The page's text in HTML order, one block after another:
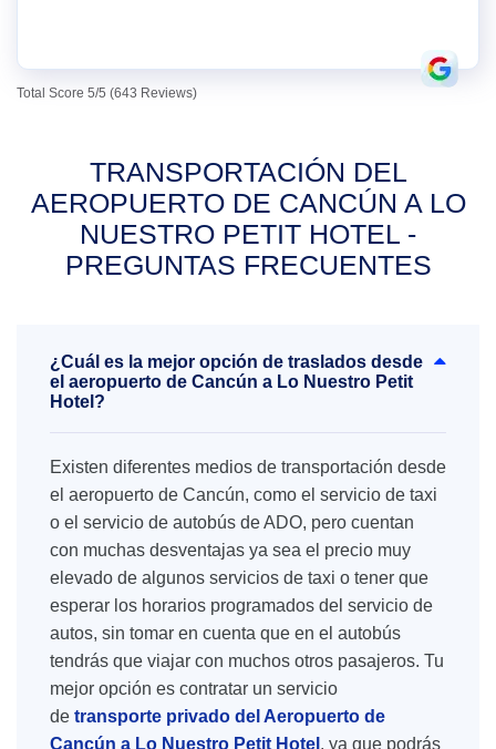
Total Score 5/5 (643 Reviews)
TRANSPORTACIÓN DEL
AEROPUERTO DE CANCÚN A LO
NUESTRO PETIT HOTEL -
PREGUNTAS FRECUENTES
¿Cuál es la mejor opción de traslados desde
el aeropuerto de Cancún a Lo Nuestro Petit
Hotel?
Existen diferentes medios de transportación desde
el aeropuerto de Cancún, como el servicio de taxi
o el servicio de autobús de ADO, pero cuentan
con muchas desventajas ya sea el precio muy
elevado de algunos servicios de taxi o tener que
esperar los horarios programados del servicio de
autos, sin tomar en cuenta que en el autobús
tendrás que viajar con muchos otros pasajeros. Tu
mejor opción es contratar un servicio
de transporte privado del Aeropuerto de
Cancún a Lo Nuestro Petit Hotel , ya que podrás